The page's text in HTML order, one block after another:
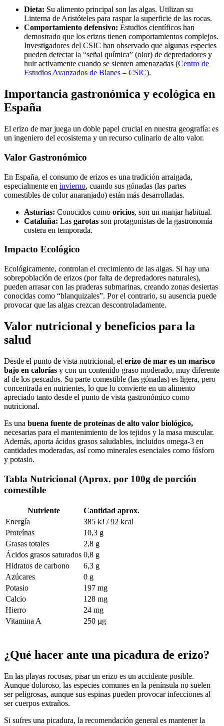
Dieta: Su alimento principal son las algas. Utilizan su
Linterna de Aristóteles para raspar la superficie de las rocas.
Comportamiento defensivo: Estudios científicos han
demostrado que los erizos tienen comportamientos complejos.
Investigadores del CSIC han observado que algunas especies
pueden detectar la “señal química” (olor) de depredadores y
huir activamente cuando se sienten amenazadas (Centro de
Estudios Avanzados de Blanes – CSIC).
Importancia gastronómica y ecológica en
España
El erizo de mar juega un doble papel crucial en nuestra geografía: es
un ingeniero del ecosistema y un recurso culinario de alto valor.
Valor Gastronómico
En España, el consumo de erizos es una tradición arraigada,
especialmente en invierno, cuando sus gónadas (las partes
comestibles de color anaranjado) están más desarrolladas.
Asturias: Conocidos como oricios, son un manjar habitual.
Cataluña: Las garotas son protagonistas de la gastronomía
costera en temporada.
Impacto Ecológico
Ecológicamente, controlan el crecimiento de las algas. Si hay una
sobrepoblación de erizos (por falta de depredadores naturales),
pueden arrasar con las praderas submarinas, creando zonas desiertas
conocidas como “blanquizales”. Por el contrario, su ausencia puede
provocar que las algas crezcan descontroladamente.
Valor nutricional y beneficios para la
salud
Desde el punto de vista nutricional, el erizo de mar es un marisco
bajo en calorías y con un contenido graso moderado, muy diferente
al de los pescados. Su parte comestible (las gónadas) es ligera, pero
concentrada en nutrientes, lo que lo convierte en un alimento
apreciado tanto desde el punto de vista gastronómico como
nutricional.
Es una buena fuente de proteínas de alto valor biológico,
necesarias para el mantenimiento de los tejidos y la masa muscular.
Además, aporta ácidos grasos saludables, incluidos omega-3 en
cantidades moderadas, así como minerales esenciales como fósforo
y potasio.
Tabla Nutricional (Aprox. por 100g de porción
comestible
Nutriente
Cantidad aprox.
Energía
385 kJ / 92 kcal
Proteínas
10,3 g
Grasas totales
2,8 g
Ácidos grasos saturados 0,8 g
Hidratos de carbono
6,3 g
Azúcares
0 g
Potasio
197 mg
Calcio
128 mg
Hierro
24 mg
Vitamina A
250 µg
¿Qué hacer ante una picadura de erizo?
En las playas rocosas, pisar un erizo es un accidente posible.
Aunque doloroso, las especies comunes en la península no suelen
ser peligrosas, aunque sus espinas pueden provocar infecciones al
ser cuerpos extraños.
Si sufres una picadura, la recomendación general es mantener la